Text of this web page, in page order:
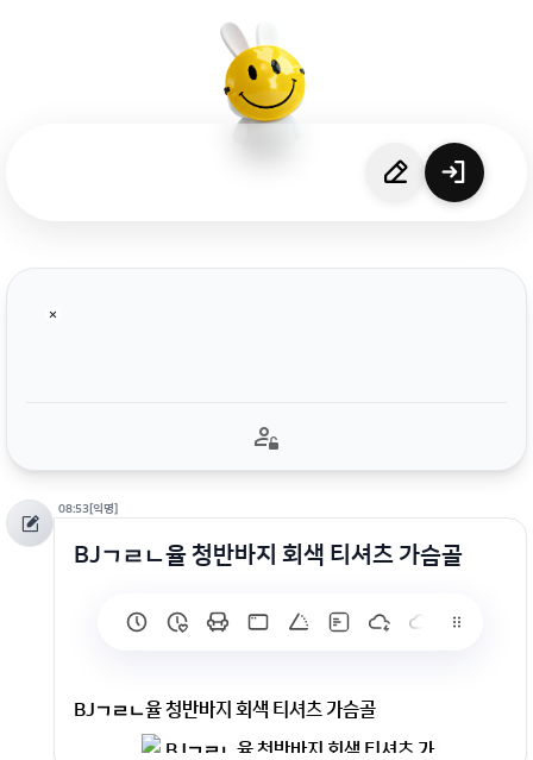
08:53[익명]
BJㄱㄹㄴ율 청반바지 회색 티셔츠 가슴골
BJㄱㄹㄴ율 청반바지 회색 티셔츠 가슴골